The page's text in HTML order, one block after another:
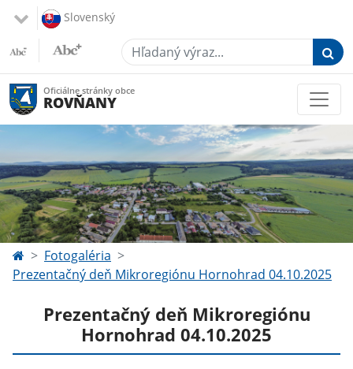
Slovenský
Hľadaný výraz...
Oficiálne stránky obce
ROVŇANY
Fotogaléria
Prezentačný deň Mikroregiónu Hornohrad 04.10.2025
Prezentačný deň Mikroregiónu
Hornohrad 04.10.2025